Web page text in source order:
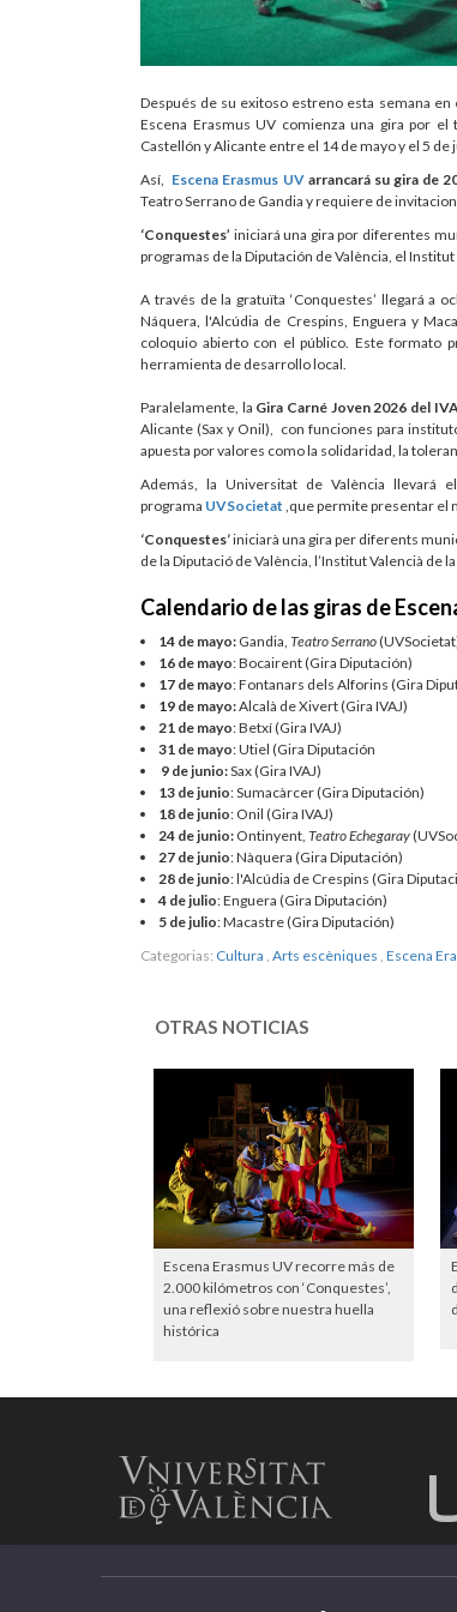
Después de su exitoso estreno esta semana
Escena Erasmus UV comienza una gira por el
Castellón y Alicante entre el 14 de mayo y el 5 de
Así, Escena Erasmus UVarrancará su gira de
Teatro Serrano de Gandia y requiere de
‘Conquestes’ iniciará una gira por diferentes
programas de la Diputación de València, el
A través de la gratuïta ‘Conquestes’ llegará a
Náquera, l'Alcúdia de Crespins, Enguera y
coloquio abierto con el público. Este formato
herramienta de desarrollo local.
Paralelamente, la Gira Carné Joven 2026 del
Alicante (Sax y Onil), con funciones para
apuesta por valores como la solidaridad, la
Además, la Universitat de València
programa UVSocietat ,que permite presentar el
‘Conquestes’iniciarà una gira per diferents
de la Diputació de València, l’Institut Valencià de
Calendario de las giras de
14 de mayo: Gandia, Teatro Serrano
16 de mayo: Bocairent (Gira Diputación)
17 de mayo: Fontanars dels Alforins (Gira
19 de mayo:Alcalà de Xivert (Gira IVAJ)
21 de mayo: Betxí (Gira IVAJ)
31 de mayo: Utiel (Gira Diputación
9 de junio:Sax (Gira IVAJ)
13 de junio: Sumacàrcer (Gira Diputación)
18 de junio: Onil (Gira IVAJ)
24 de junio: Ontinyent, Teatro Echegaray
27 de junio: Nàquera (Gira Diputación)
28 de junio: l'Alcúdia de Crespins (Gira
4 de julio: Enguera (Gira Diputación)
5 de julio: Macastre (Gira Diputación)
Categorias: Cultura Arts escèniques Escena
OTRAS NOTICIAS
Escena Erasmus UV recorre más de
2.000 kilómetros con ‘Conquestes’,
una reflexió sobre nuestra huella
histórica